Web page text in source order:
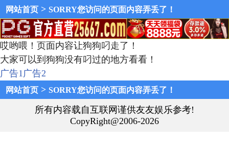
网站首页 > SORRY您访问的页面内容弄丢了！
哎哟喂！页面内容让狗狗叼走了！
大家可以到狗狗没有叼过的地方看看！
广告1广告2
网站首页 > SORRY您访问的页面内容弄丢了！
所有内容载自互联网谨供友友娱乐参考!
CopyRight@2006-2026